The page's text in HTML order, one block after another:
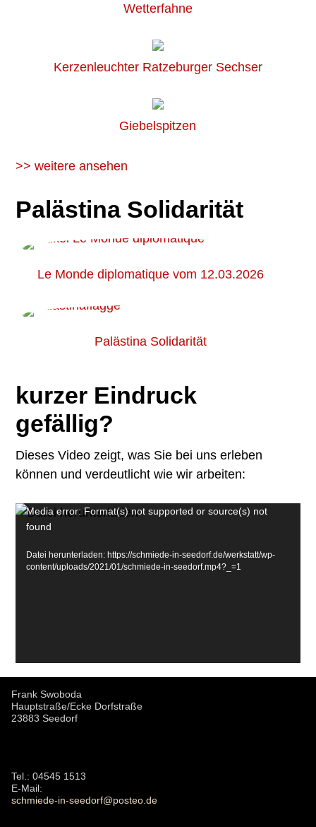
Wetterfahne
Kerzenleuchter Ratzeburger Sechser
Giebelspitzen
>> weitere ansehen
Palästina Solidarität
Le Monde diplomatique vom 12.03.2026
Palästina Solidarität
kurzer Eindruck
gefällig?
Dieses Video zeigt, was Sie bei uns erleben
können und verdeutlicht wie wir arbeiten:
Video-
Player
Media error: Format(s) not supported or source(s) not
found
Datei herunterladen: https://schmiede-in-seedorf.de/werkstatt/wp-
content/uploads/2021/01/schmiede-in-seedorf.mp4?_=1
Frank Swoboda
Hauptstraße/Ecke Dorfstraße
23883 Seedorf
Tel.: 04545 1513
E-Mail:
schmiede-in-seedorf@posteo.de